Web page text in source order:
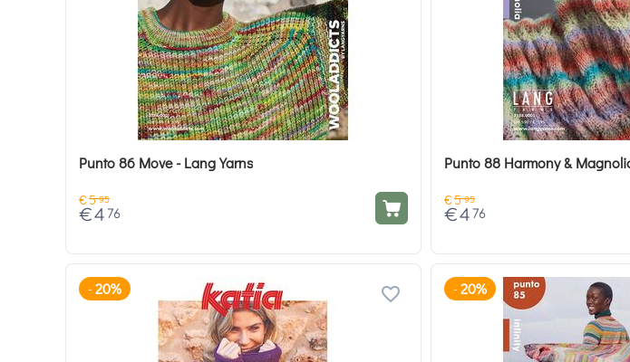
Punto 86 Move - Lang Yarns
€5 95
€4 76
Punto 88 Harmony &
€5 95
€4 76
- 20% - 20%